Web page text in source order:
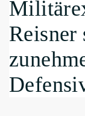
Reisner